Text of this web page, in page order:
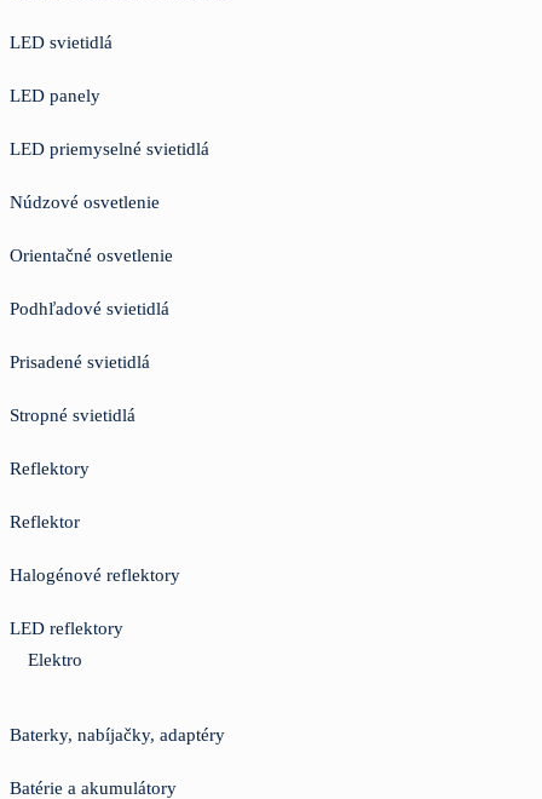
LED svietidlá
LED panely
LED priemyselné svietidlá
Núdzové osvetlenie
Orientačné osvetlenie
Podhľadové svietidlá
Prisadené svietidlá
Stropné svietidlá
Reflektory
Reflektor
Halogénové reflektory
LED reflektory
Elektro
Baterky, nabíjačky, adaptéry
Batérie a akumulátory